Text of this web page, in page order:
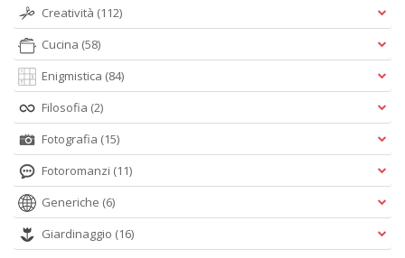
Creatività (112)
Cucina (58)
Enigmistica (84)
Filosofia (2)
Fotografia (15)
Fotoromanzi (11)
Generiche (6)
Giardinaggio (16)